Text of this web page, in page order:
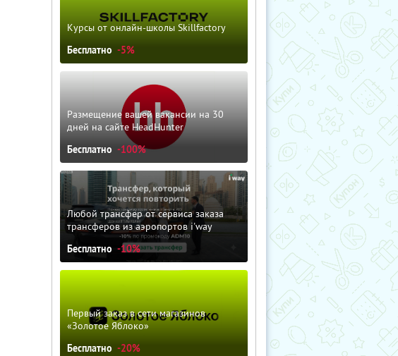
Курсы от онлайн-школы Skillfactory
Бесплатно -5%
Размещение вашей вакансии на 30
дней на сайте HeadHunter
Бесплатно -100%
Любой трансфер от сервиса заказа
трансферов из аэропортов i'way
Бесплатно -10%
Первый заказ в сети магазинов
«Золотое Яблоко»
Бесплатно -20%